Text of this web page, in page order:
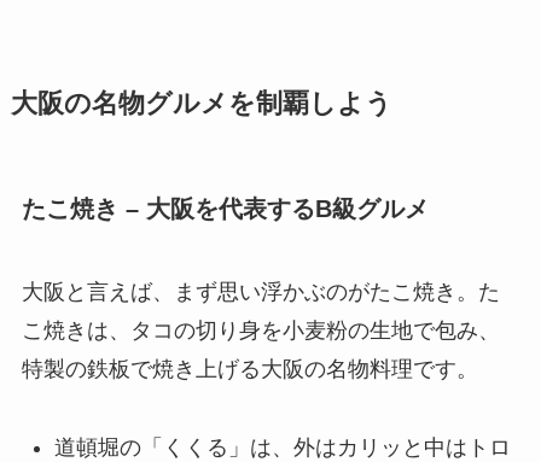
大阪の名物グルメを制覇しよう
たこ焼き – 大阪を代表するB級グルメ
大阪と言えば、まず思い浮かぶのがたこ焼き。た
こ焼きは、タコの切り身を小麦粉の生地で包み、
特製の鉄板で焼き上げる大阪の名物料理です。
道頓堀の「くくる」は、外はカリッと中はトロ